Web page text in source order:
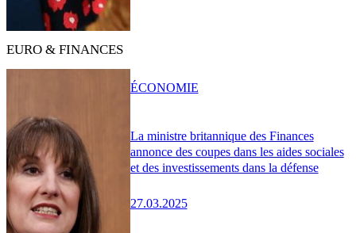
EURO & FINANCES
La ministre britannique des Finances
annonce des coupes dans les aides sociales
et des investissements dans la défense
27.03.2025
ÉCONOMIE